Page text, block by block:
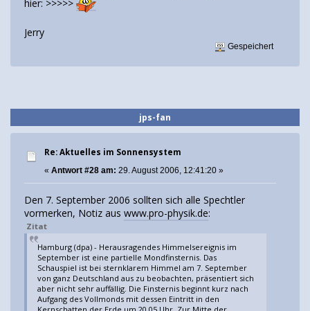
hier: >>>>>
Jerry
Gespeichert
jps-fan
Re: Aktuelles im Sonnensystem
« Antwort #28 am: 29. August 2006, 12:41:20 »
Den 7. September 2006 sollten sich alle Spechtler
vormerken, Notiz aus www.pro-physik.de:
Zitat
Hamburg (dpa) - Herausragendes Himmelsereignis im
September ist eine partielle Mondfinsternis. Das
Schauspiel ist bei sternklarem Himmel am 7. September
von ganz Deutschland aus zu beobachten, präsentiert sich
aber nicht sehr auffällig. Die Finsternis beginnt kurz nach
Aufgang des Vollmonds mit dessen Eintritt in den